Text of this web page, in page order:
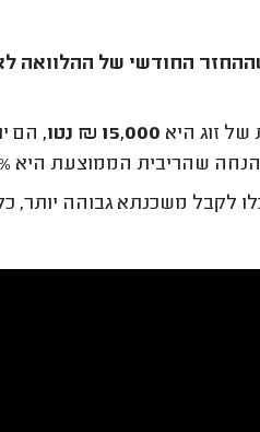
החודשי של ההלוואה לא
זוג היא
הם
שהריבית הממוצעת היא 4.5% ותקופת החזר היא של 25 שנה.
לקבל משכנתא גבוהה יותר,